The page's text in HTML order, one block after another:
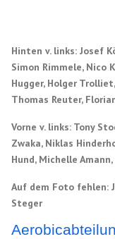
Hinten v. links: Josef
Simon Rimmele, Nico
Hugger, Holger
Thomas Reuter,
Vorne v. links: Tony
Zwaka, Niklas
Hund, Michelle
Auf dem Foto fehlen:
Steger